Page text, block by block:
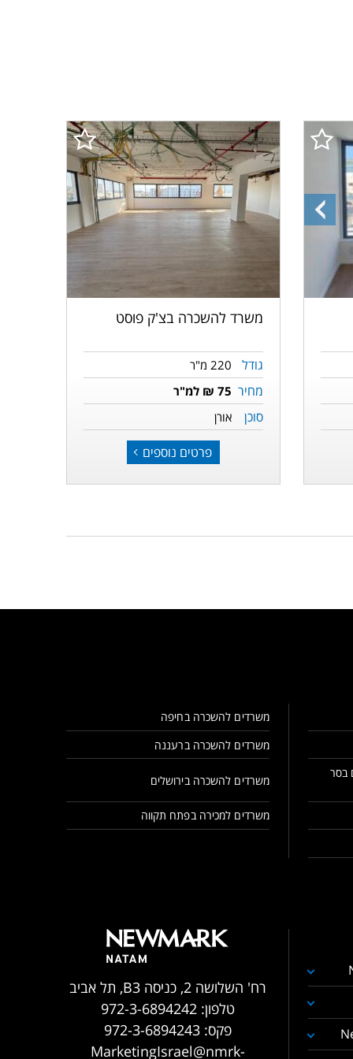
התמונה
משרד להשכרה בצ'ק פוסט
גודל 220 מ"ר
מחיר 75 ₪ למ"ר
סוכן אורן
פרטים נוספים
משרדים להשכרה בחיפה
משרדים להשכרה ברעננה
בסר
משרדים להשכרה בירושלים
משרדים למכירה בפתח תקווה
רח' השלושה 2, כניסה B3, תל אביב
טלפון:972-3-6894242
פקס:972-3-6894243
MarketingIsrael@nmrk-